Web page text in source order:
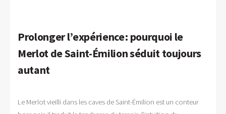
Prolonger l’expérience : pourquoi le
Merlot de Saint-Émilion séduit toujours
autant
Le Merlot vieilli dans les caves de Saint-Émilion est un conteur